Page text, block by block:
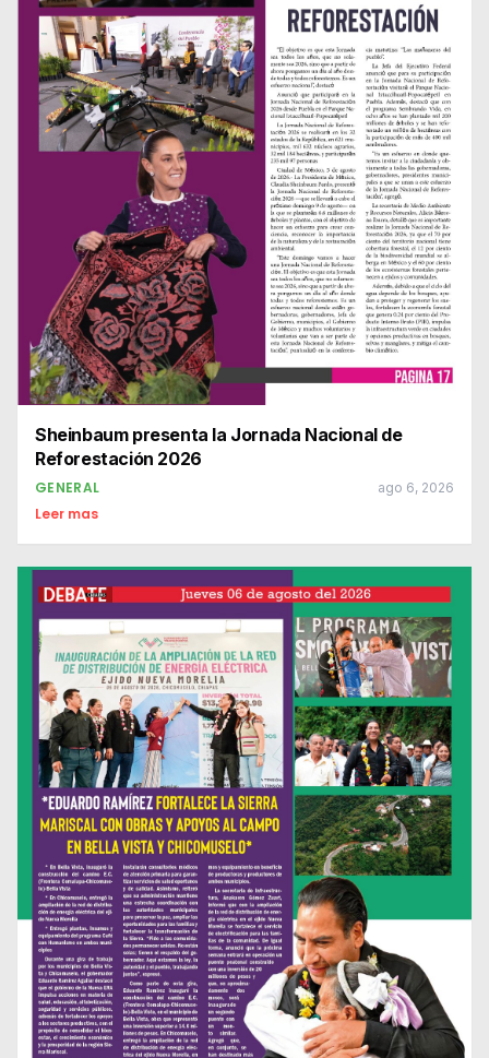
Sheinbaum presenta la Jornada Nacional de
Reforestación 2026
GENERAL ago 6, 2026
Leer mas